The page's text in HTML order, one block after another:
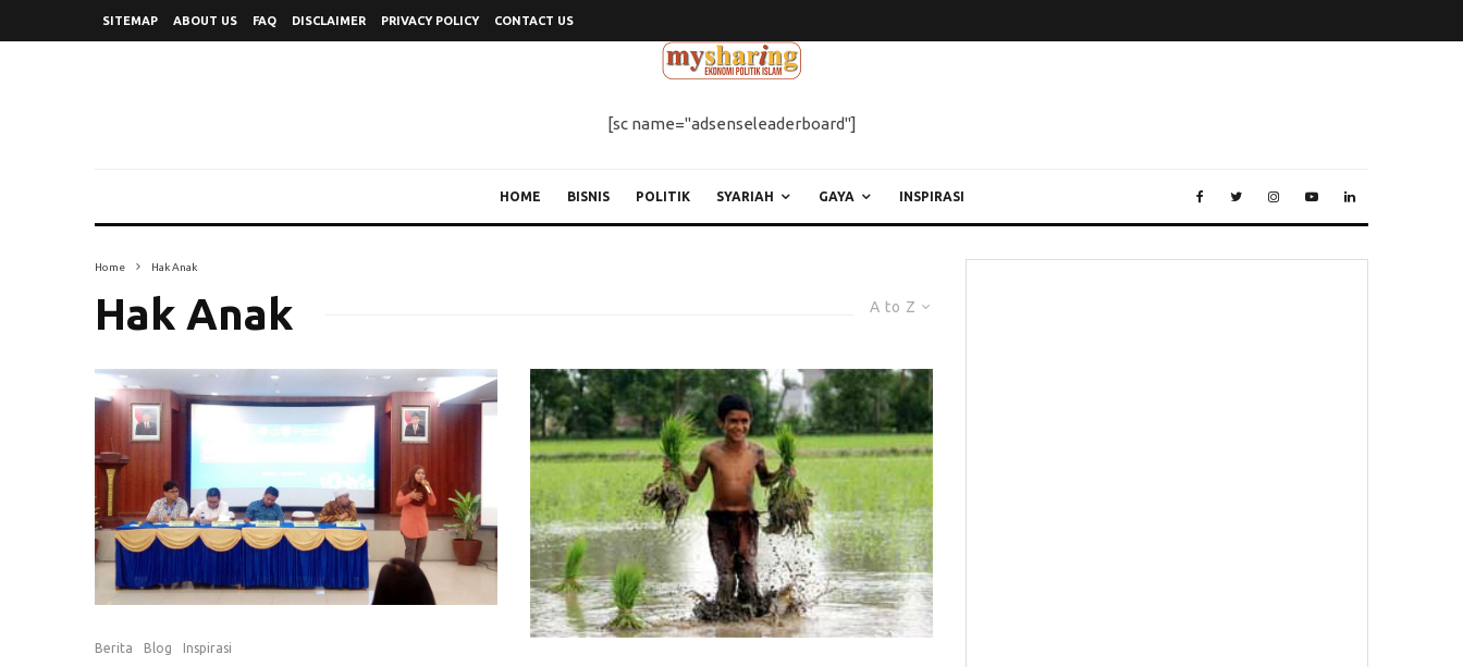
SITEMAP ABOUT US FAQ DISCLAIMER PRIVACY POLICY CONTACT US
[sc name="adsenseleaderboard"]
HOME BISNIS POLITIK SYARIAH GAYA INSPIRASI
Home Hak Anak
A to Z
Hak Anak
Berita Blog Inspirasi